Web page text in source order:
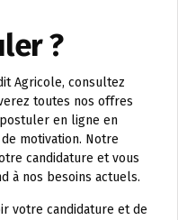
?
Agricole, consultez
toutes nos offres
en ligne en
motivation. Notre
candidature et vous
à nos besoins actuels.
votre candidature et de